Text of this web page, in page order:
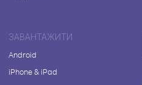
ЗАВАНТАЖИТИ
Android
iPhone & iPad